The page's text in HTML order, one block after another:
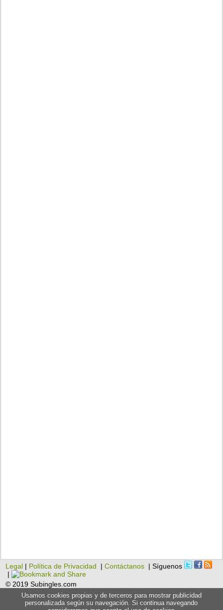
Legal | Política de Privacidad |Contáctanos | Síguenos
|
© 2019 Subingles.com
Usamos cookies propias y de terceros para mostrar publicidad
personalizada según su navegación. Si continua navegando